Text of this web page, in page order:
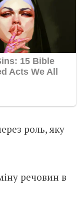
роль, яку
речовин в